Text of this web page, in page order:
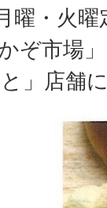
曜・火曜
ぞ市場
」店舗